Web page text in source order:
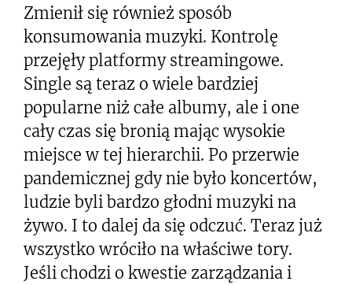
Zmienił się również sposób
konsumowania muzyki. Kontrolę
przejęły platformy streamingowe.
Single są teraz o wiele bardziej
popularne niż całe albumy, ale i one
cały czas się bronią mając wysokie
miejsce w tej hierarchii. Po przerwie
pandemicznej gdy nie było koncertów,
ludzie byli bardzo głodni muzyki na
żywo. I to dalej da się odczuć. Teraz już
wszystko wróciło na właściwe tory.
Jeśli chodzi o kwestie zarządzania i